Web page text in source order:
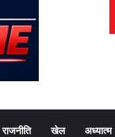
राजनीति खेल अध्यात्म